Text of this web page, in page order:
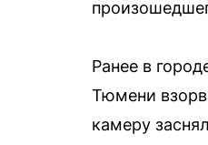
Ранее в
Тюмени
камеру